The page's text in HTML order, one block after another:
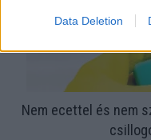
Data Deletion
Nem ecettel és nem